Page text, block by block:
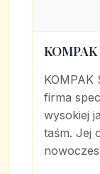
KOMPAK
KOMPAK
firma
wysokiej
taśm. Jej